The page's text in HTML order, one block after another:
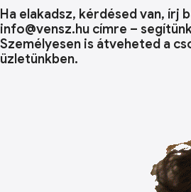
Ha elakadsz, kérdésed van, írj
info@vensz.hu címre –
Személyesen is átveheted a
üzletünkben.